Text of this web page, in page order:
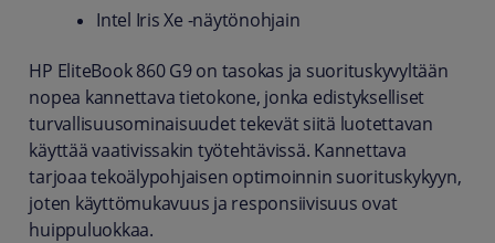
Intel Iris Xe -näytönohjain
HP EliteBook 860 G9 on tasokas ja suorituskyvyltään
nopea kannettava tietokone, jonka edistykselliset
turvallisuusominaisuudet tekevät siitä luotettavan
käyttää vaativissakin työtehtävissä. Kannettava
tarjoaa tekoälypohjaisen optimoinnin suorituskykyyn,
joten käyttömukavuus ja responsiivisuus ovat
huippuluokkaa.